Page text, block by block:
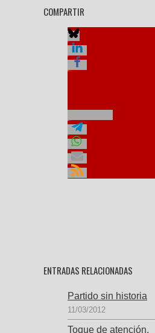
COMPARTIR
ENTRADAS RELACIONADAS
Partido sin historia
11/03/2012
Toque de atención.